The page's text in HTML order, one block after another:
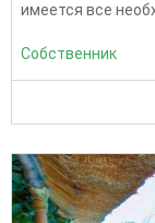
имеется все
Собственник